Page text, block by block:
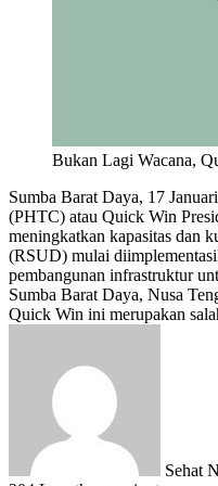
Bukan Lagi Wacana,
Sumba Barat Daya, 17
(PHTC) atau Quick Win
meningkatkan kapasitas dan
(RSUD) mulai
pembangunan infrastruktur
Sumba Barat Daya, Nusa
Quick Win ini merupakan
Sehat